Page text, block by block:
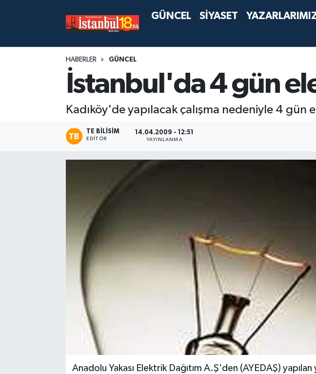
GÜNCEL SİYASET
HABERLER GÜNCEL
İstanbul'da 4 gün
Kadıköy'de yapılacak çalışma nedeniyle 4 gün
TE BILISIM
EDITÖR
14.04.2009 - 12:51
YAYINLANMA
Anadolu Yakası Elektrik Dağıtım A.Ş'den (AYEDAŞ) yapılan